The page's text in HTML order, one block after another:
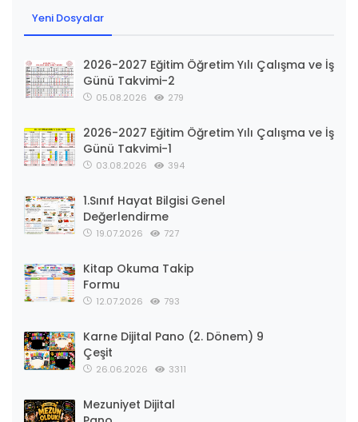
Yeni Dosyalar
2026-2027 Eğitim Öğretim Yılı Çalışma ve İş
Günü Takvimi-2
05.08.2026 279
2026-2027 Eğitim Öğretim Yılı Çalışma ve İş
Günü Takvimi-1
03.08.2026 394
1.Sınıf Hayat Bilgisi Genel
Değerlendirme
19.07.2026 727
Kitap Okuma Takip
Formu
12.07.2026 793
Karne Dijital Pano (2. Dönem) 9
Çeşit
26.06.2026 3311
Mezuniyet Dijital